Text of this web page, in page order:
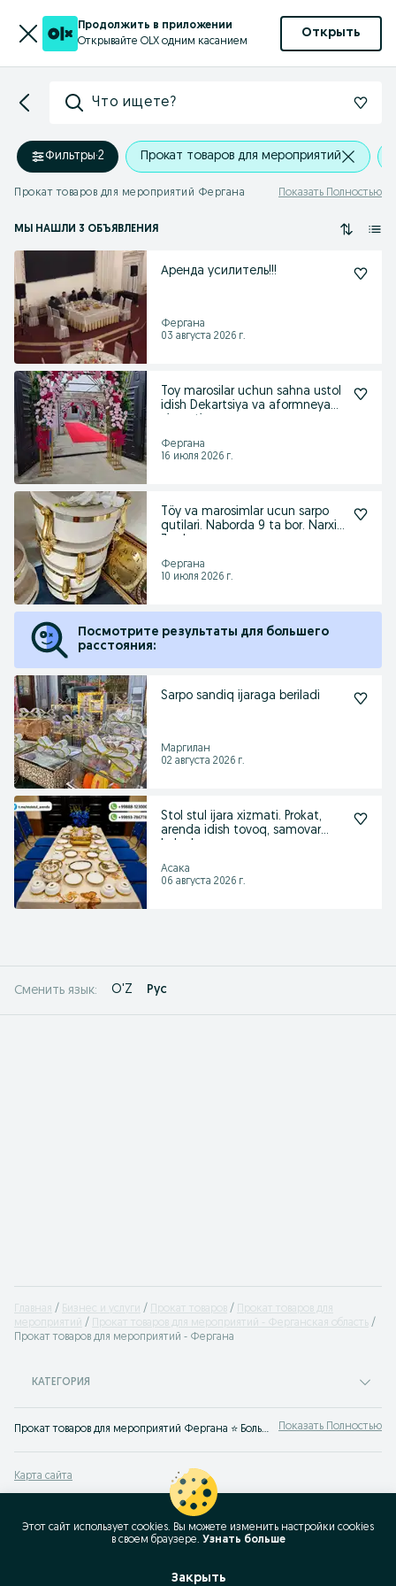
Продолжить в приложении
Открывайте OLX одним касанием
Открыть
Что ищете?
Фильтры·2 Прокат товаров для мероприятий
Прокат товаров для мероприятий Фергана Показать Полностью
МЫ НАШЛИ 3 ОБЪЯВЛЕНИЯ
Аренда усилитель!!!
Фергана
03 августа 2026 г.
Toy marosilar uchun sahna ustol
idish Dekartsiya va aformneya
Фергана
16 июля 2026 г.
Töy va marosimlar ucun sarpo
qutilari. Naborda 9 ta bor. Narxi
Фергана
10 июля 2026 г.
Посмотрите результаты для большего
расстояния:
Sarpo sandiq ijaraga beriladi
Маргилан
02 августа 2026 г.
Stol stul ijara xizmati. Prokat,
arenda idish tovoq, samovar
Асака
06 августа 2026 г.
Сменить язык: O'Z Рус
Главная Бизнес и услуги Прокат товаров
Прокат товаров для
мероприятий
Прокат товаров для мероприятий - Ферганская область
Прокат товаров для мероприятий - Фергана
КАТЕГОРИЯ
Прокат товаров для мероприятий Фергана ⭐ Большой выбор товаров для праздника по выгодным ценам ⚡ Сможешь найти все необходимое в аренду на OLX.uz! Показать Полностью
Карта сайта
Карта бизнес-страницы
Популярные запросы
Этот сайт использует cookies. Вы можете изменить настройки cookies
в своeм браузере. Узнать больше
Закрыть